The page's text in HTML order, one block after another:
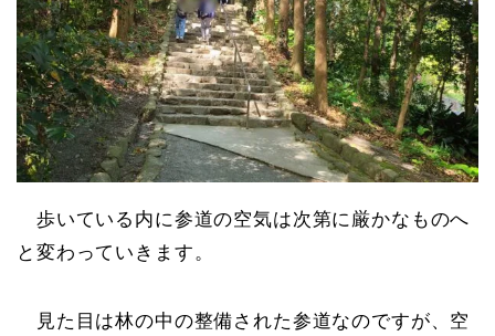
歩いている内に参道の空気は次第に厳かなものへ
と変わっていきます。
見た目は林の中の整備された参道なのですが、空